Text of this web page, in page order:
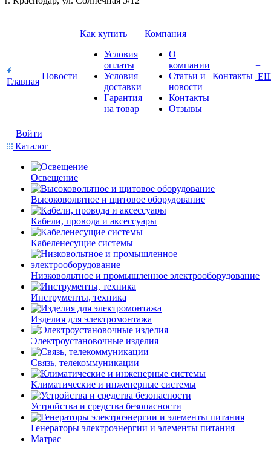
Главная
Новости
Как купить
Условия
оплаты
Условия
доставки
Гарантия
на товар
Компания
О
компании
Статьи и
новости
Контакты
Отзывы
Контакты
+
Войти
Каталог
Освещение
Высоковольтное и щитовое оборудование
Кабели, провода и аксессуары
Кабеленесущие системы
Низковольтное и промышленное электрооборудование
Инструменты, техника
Изделия для электромонтажа
Электроустановочные изделия
Связь, телекоммуникации
Климатические и инженерные системы
Устройства и средства безопасности
Генераторы электроэнергии и элементы питания
Матрас